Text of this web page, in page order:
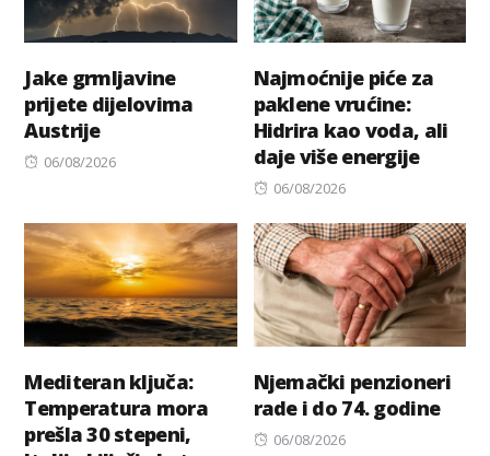
Jake grmljavine
prijete dijelovima
Austrije
Posted
06/08/2026
Najmoćnije piće za
paklene vrućine:
Hidrira kao voda, ali
daje više energije
Posted
06/08/2026
Mediteran ključa:
Temperatura mora
prešla 30 stepeni,
Njemački penzioneri
rade i do 74. godine
Posted
06/08/2026